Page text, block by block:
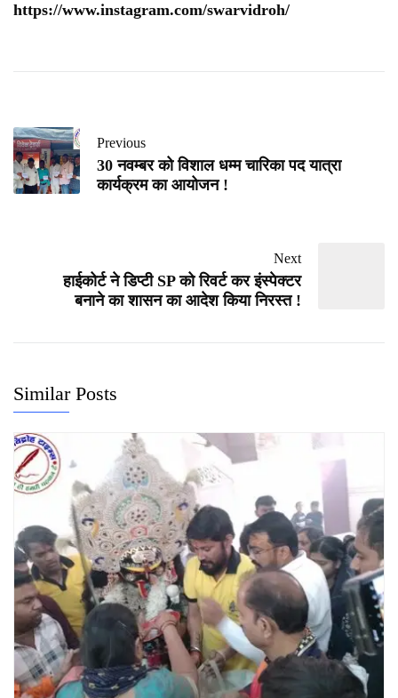
https://www.instagram.com/swarvidroh/
Previous
30 नवम्बर को विशाल धम्म चारिका पद यात्रा
कार्यक्रम का आयोजन !
Next
हाईकोर्ट ने डिप्टी SP को रिवर्ट कर इंस्पेक्टर
बनाने का शासन का आदेश किया निरस्त !
Similar Posts